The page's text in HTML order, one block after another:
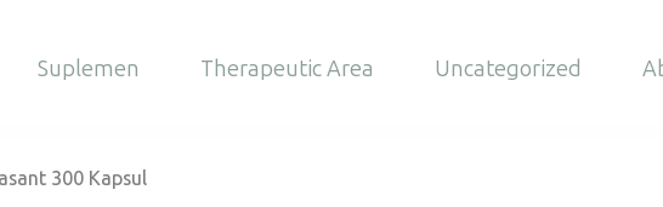
Suplemen Therapeutic Area Uncategorized
300 Kapsul